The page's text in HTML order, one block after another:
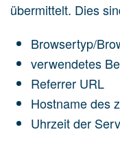
übermittelt. Dies
Browsertyp/
verwendetes
Referrer URL
Hostname des
Uhrzeit der